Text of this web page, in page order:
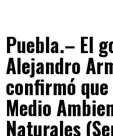
Puebla.– El
Alejandro
confirmó
Medio
Naturales